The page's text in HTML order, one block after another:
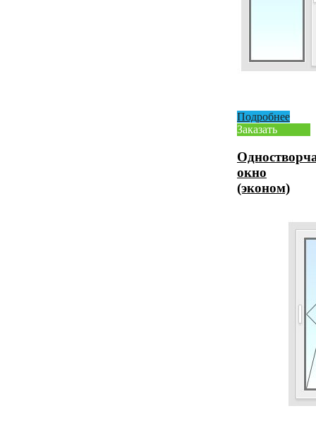
Подробнее
Заказать
окно
(эконом)